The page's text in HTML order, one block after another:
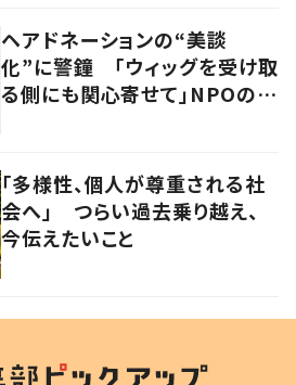
ヘアドネーションの“美談
化”に警鐘 「ウィッグを受け取
る側にも関心寄せて」NPOの願
「多様性、個人が尊重される社
会へ」 つらい過去乗り越え、
今伝えたいこと